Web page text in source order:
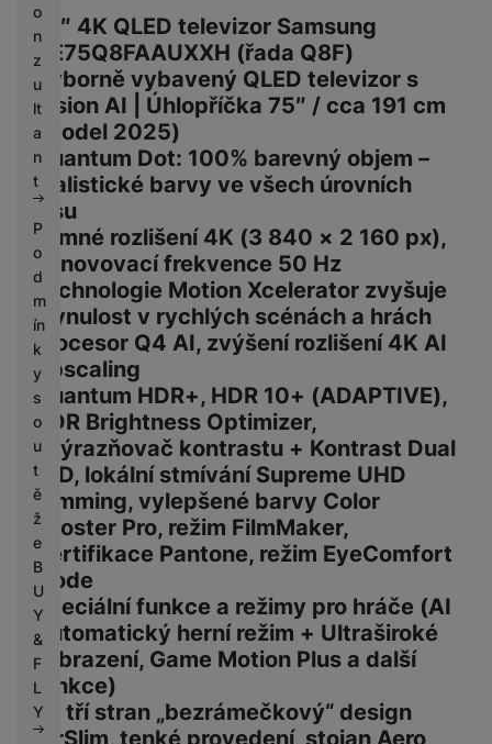
o
n
z
u
lt
a
n
t
P
o
d
m
ín
k
y
s
o
u
t
ě
ž
e
B
U
Y
&
F
L
Y
75″ 4K QLED televizor Samsung
QE75Q8FAAUXXH (řada Q8F)
Výborně vybavený QLED televizor s
Vision AI | Úhlopříčka 75″ / cca 191 cm
(model 2025)
Quantum Dot: 100% barevný objem –
realistické barvy ve všech úrovních
jasu
Jemné rozlišení 4K (3 840 × 2 160 px),
obnovovací frekvence 50 Hz
Technologie Motion Xcelerator zvyšuje
plynulost v rychlých scénách a hrách
Procesor Q4 AI, zvýšení rozlišení 4K AI
Upscaling
Quantum HDR+, HDR 10+ (ADAPTIVE),
HDR Brightness Optimizer,
Zvýrazňovač kontrastu + Kontrast Dual
LED, lokální stmívání Supreme UHD
Dimming, vylepšené barvy Color
Booster Pro, režim FilmMaker,
Certifikace Pantone, režim EyeComfort
Mode
Speciální funkce a režimy pro hráče (AI
Automatický herní režim + Ultraširoké
zobrazení, Game Motion Plus a další
funkce)
Ze tří stran „bezrámečkový“ design